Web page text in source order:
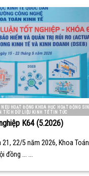
HOẠT ĐỘNG KHOA HỌC HOẠT ĐỘNG
TÍCH DỮ LIỆU KINH TẾ TIN TỨC
K64 (5.2026)
22/5 năm 2026, Khoa Toán
đồng ... ...